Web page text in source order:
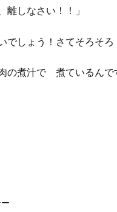
離しなさい！！」
でしょう！さてそろ
の煮汁で 煮ているん